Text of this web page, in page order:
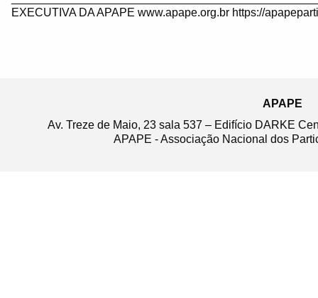
EXECUTIVA DA APAPE www.apape.org.br https://
APAPE
Av. Treze de Maio, 23 sala 537 – Edifício DARKE
APAPE - Associação Nacional dos